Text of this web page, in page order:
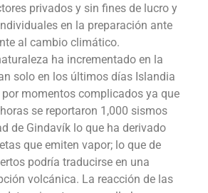
privados y sin fines de lucro y
en la preparación ante
al cambio climático.
ha incrementado en la
solo en los últimos días Islandia
momentos complicados ya que
se reportaron 1,000 sismos
de Gindavík lo que ha derivado
que emiten vapor; lo que de
podría traducirse en una
volcánica. La reacción de las